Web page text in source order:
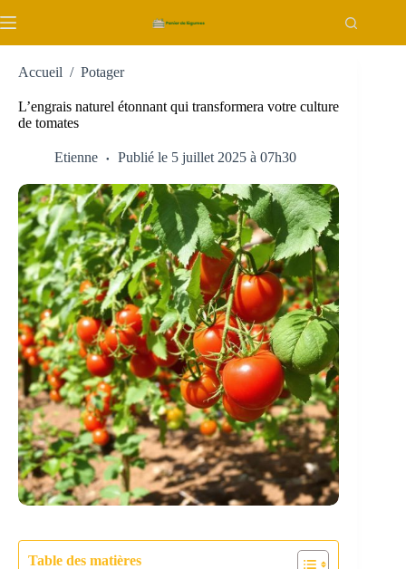
au
Accueil / Potager
L’engrais naturel étonnant qui transformera votre culture
de tomates
Etienne Publié le 5 juillet 2025 à 07h30
Table des matières